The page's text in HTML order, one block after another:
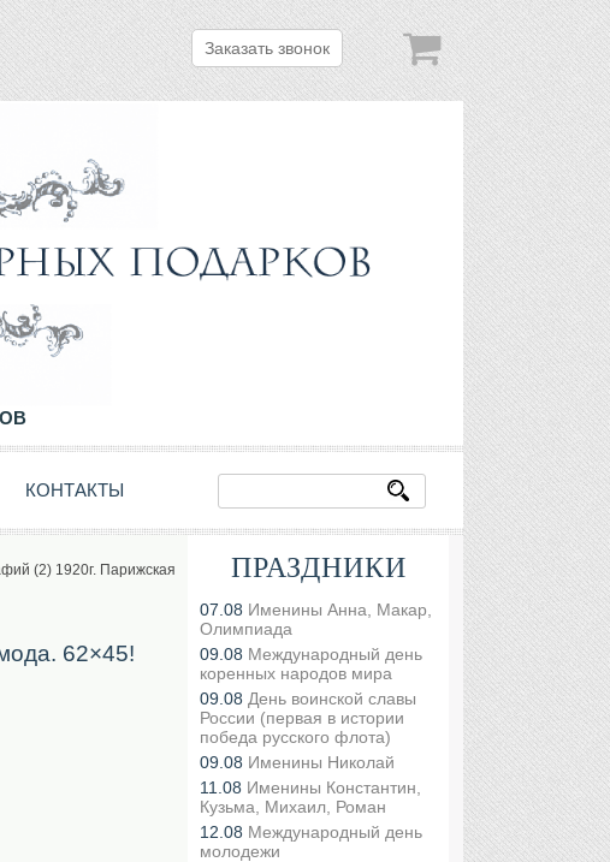
Заказать звонок
КОНТАКТЫ
(2) 1920г. Парижская
62×45!
ПРАЗДНИКИ
07.08 Именины Анна, Макар,
Олимпиада
09.08 Международный день
коренных народов мира
09.08 День воинской славы
России (первая в истории
победа русского флота)
09.08 Именины Николай
11.08 Именины Константин,
Кузьма, Михаил, Роман
12.08 Международный день
молодежи